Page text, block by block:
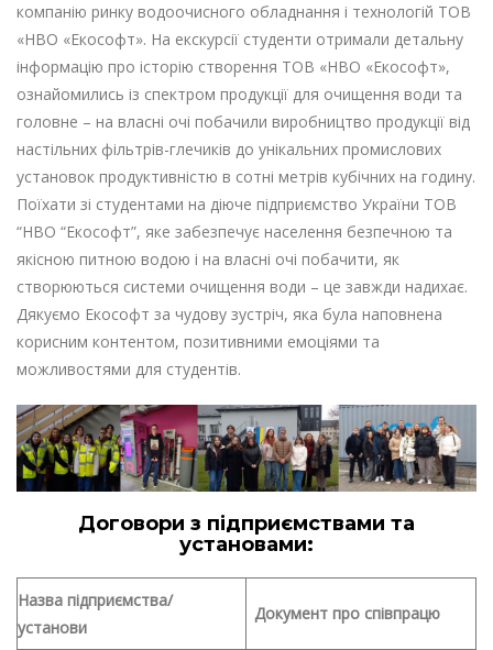
компанію ринку водоочисного обладнання і технологій ТОВ
«НВО «Екософт». На екскурсії студенти отримали детальну
інформацію про історію створення ТОВ «НВО «Екософт»,
ознайомились із спектром продукції для очищення води та
головне – на власні очі побачили виробництво продукції від
настільних фільтрів-глечиків до унікальних промислових
установок продуктивністю в сотні метрів кубічних на годину.
Поїхати зі студентами на діюче підприємство України ТОВ
“НВО “Екософт”, яке забезпечує населення безпечною та
якісною питною водою і на власні очі побачити, як
створюються системи очищення води – це завжди надихає.
Дякуємо Екософт за чудову зустріч, яка була наповнена
корисним контентом, позитивними емоціями та
можливостями для студентів.
Договори з підприємствами та
установами:
Назва підприємства/
установи
Документ про співпрацю